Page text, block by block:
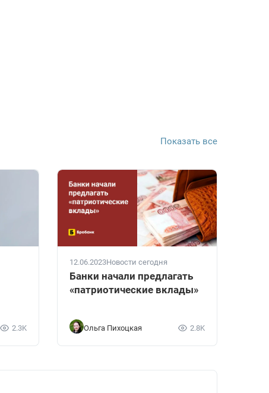
Показать все
2.3K
12.06.2023Новости сегодня
Банки начали предлагать
«патриотические вклады»
Ольга Пихоцкая 2.8K